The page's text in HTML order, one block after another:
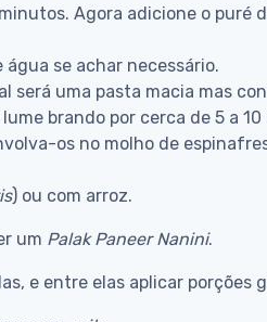
Agora adicione o
se achar necessário.
será uma pasta macia mas
brando por cerca de 5 a
os no molho de
) ou com arroz.
um Palak Paneer Nanini.
e entre elas aplicar porções